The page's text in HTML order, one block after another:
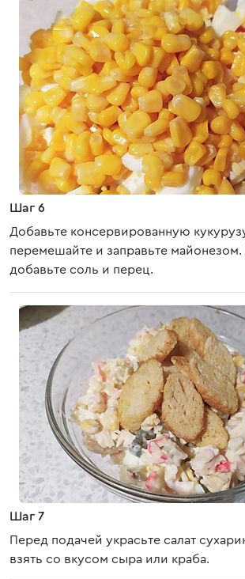
Шаг 6
Добавьте консервированную
перемешайте и заправьте
добавьте соль и перец.
Шаг 7
Перед подачей украсьте салат
взять со вкусом сыра или краба.